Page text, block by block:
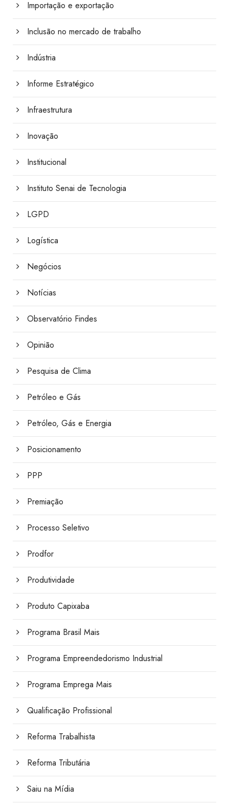
Importação e exportação
Inclusão no mercado de trabalho
Indústria
Informe Estratégico
Infraestrutura
Inovação
Institucional
Instituto Senai de Tecnologia
LGPD
Logística
Negócios
Notícias
Observatório Findes
Opinião
Pesquisa de Clima
Petróleo e Gás
Petróleo, Gás e Energia
Posicionamento
PPP
Premiação
Processo Seletivo
Prodfor
Produtividade
Produto Capixaba
Programa Brasil Mais
Programa Empreendedorismo Industrial
Programa Emprega Mais
Qualificação Profissional
Reforma Trabalhista
Reforma Tributária
Saiu na Mídia